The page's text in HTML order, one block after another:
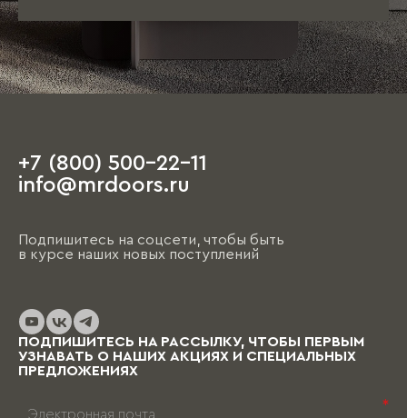
+7 (800) 500-22-11
info@mrdoors.ru
Подпишитесь на соцсети, чтобы быть
в курсе наших новых поступлений
ПОДПИШИТЕСЬ НА РАССЫЛКУ, ЧТОБЫ ПЕРВЫМ
УЗНАВАТЬ О НАШИХ АКЦИЯХ И СПЕЦИАЛЬНЫХ
ПРЕДЛОЖЕНИЯХ
*